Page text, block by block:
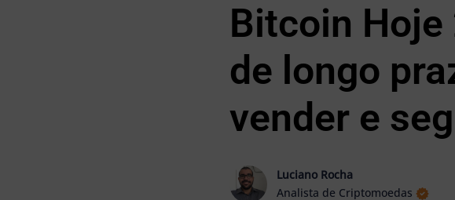
Bitcoin
de longo
vender e
Luciano Rocha
Analista de Criptomoedas